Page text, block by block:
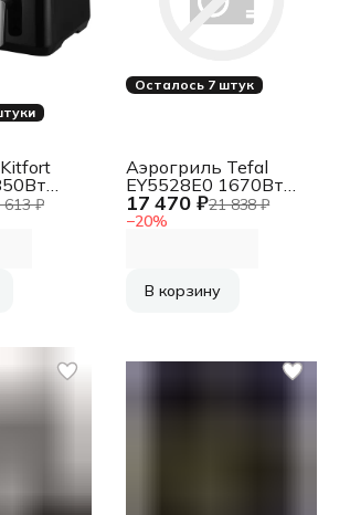
613 ₽
Осталось 7 штук
17 470 ₽21 838 ₽
−20%
Аэрогриль Tefal
EY5528E0 1670Вт
черный/
серебристый
В корзину